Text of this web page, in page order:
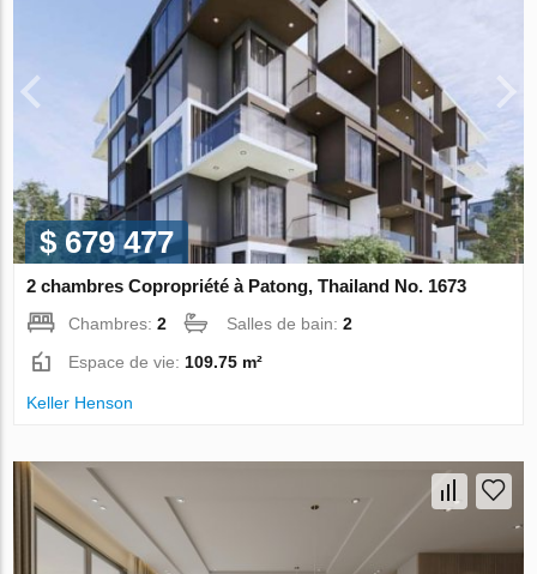
$ 679 477
2 chambres Copropriété à Patong, Thailand No. 1673
Chambres:2 Salles de bain:2
Espace de vie: 109.75 m²
Keller Henson